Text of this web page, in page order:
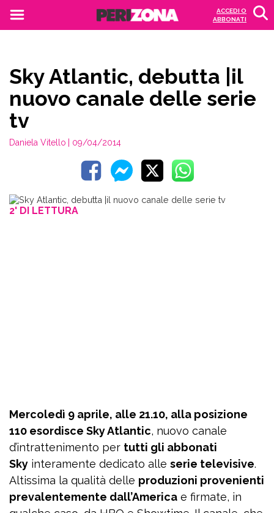
ACCEDI O
ABBONATI
Sky Atlantic, debutta |il
nuovo canale delle serie
tv
Daniela Vitello | 09/04/2014
2' DI LETTURA
Mercoledì 9 aprile, alle 21.10, alla posizione
110 esordisce Sky Atlantic, nuovo canale
d’intrattenimento per tutti gli abbonati
Sky interamente dedicato alle serie televisive.
Altissima la qualità delle produzioni provenienti
prevalentemente dall’America e firmate, in